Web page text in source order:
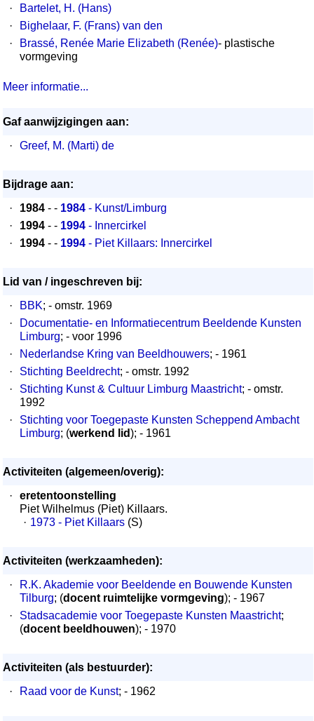
·
Bartelet, H. (Hans)
·
Bighelaar, F. (Frans) van den
·
Brassé, Renée Marie Elizabeth (Renée)- plastische
vormgeving
Meer informatie...
Gaf aanwijzigingen aan:
·
Greef, M. (Marti) de
Bijdrage aan:
·
1984 - - 1984 - Kunst/Limburg
·
1994 - - 1994 - Innercirkel
·
1994 - - 1994 - Piet Killaars: Innercirkel
Lid van / ingeschreven bij:
·
BBK; - omstr. 1969
·
Documentatie- en Informatiecentrum Beeldende Kunsten
Limburg; - voor 1996
·
Nederlandse Kring van Beeldhouwers; - 1961
·
Stichting Beeldrecht; - omstr. 1992
·
Stichting Kunst & Cultuur Limburg Maastricht; - omstr.
1992
·
Stichting voor Toegepaste Kunsten Scheppend Ambacht
Limburg; (werkend lid); - 1961
Activiteiten (algemeen/overig):
·
eretentoonstelling
Piet Wilhelmus (Piet) Killaars.
· 1973 - Piet Killaars (S)
Activiteiten (werkzaamheden):
·
R.K. Akademie voor Beeldende en Bouwende Kunsten
Tilburg; (docent ruimtelijke vormgeving); - 1967
·
Stadsacademie voor Toegepaste Kunsten Maastricht;
(docent beeldhouwen); - 1970
Activiteiten (als bestuurder):
·
Raad voor de Kunst; - 1962